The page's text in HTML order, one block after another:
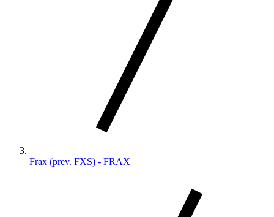
Frax (prev. FXS) - FRAX